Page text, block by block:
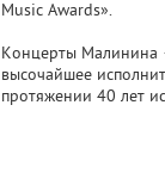
Music Awards».
Концерты Малинина
высочайшее
протяжении 40 лет